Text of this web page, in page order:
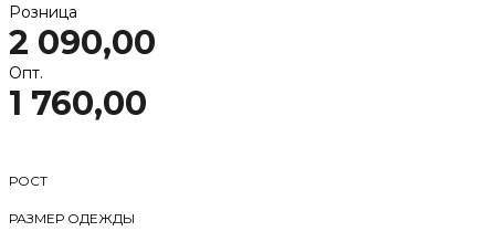
Розница
2 090,00
Опт.
1 760,00
РОСТ
РАЗМЕР ОДЕЖДЫ